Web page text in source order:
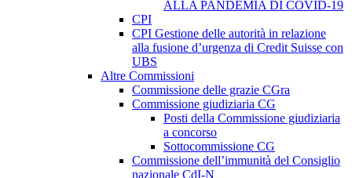
ALLA PANDEMIA DI COVID-19
CPI
CPI Gestione delle autorità in relazione
alla fusione d’urgenza di Credit Suisse con
UBS
Altre Commissioni
Commissione delle grazie CGra
Commissione giudiziaria CG
Posti della Commissione giudiziaria
a concorso
Sottocommissione CG
Commissione dell’immunità del Consiglio
nazionale CdI-N